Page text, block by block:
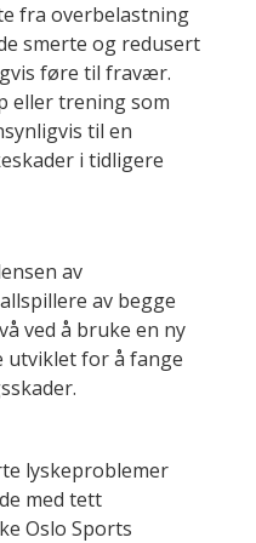
fra overbelastning
smerte og redusert
føre til fravær.
eller trening som
til en
i tidligere
av
av begge
ved å bruke en ny
utviklet for å fange
lyskeproblemer
med tett
Oslo Sports